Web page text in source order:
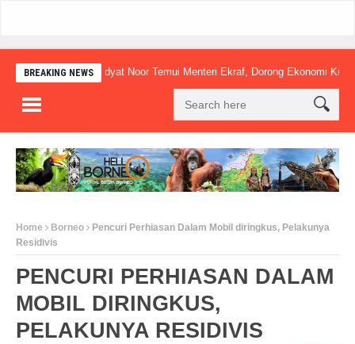
BREAKING NEWS
Mudyat Noor Temui Menteri Ekraf, Dorong Ekonomi Kreatif
Home Borneo
Pencuri Perhiasan Dalam Mobil diringkus, Pelakunya
Residivis
PENCURI PERHIASAN DALAM
MOBIL DIRINGKUS,
PELAKUNYA RESIDIVIS